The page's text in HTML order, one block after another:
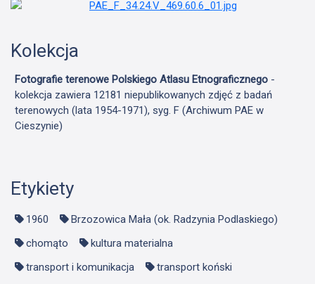
Kolekcja
Fotografie terenowe Polskiego Atlasu Etnograficznego -
kolekcja zawiera 12181 niepublikowanych zdjęć z badań
terenowych (lata 1954-1971), syg. F (Archiwum PAE w
Cieszynie)
Etykiety
1960
Brzozowica Mała (ok. Radzynia Podlaskiego)
chomąto
kultura materialna
transport i komunikacja
transport koński